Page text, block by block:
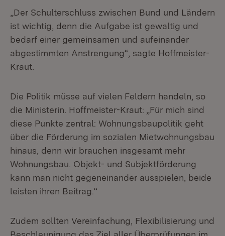
„Der Schulterschluss zwischen Bund und Ländern
ist wichtig, denn die Aufgabe ist gewaltig und
bedarf einer gemeinsamen und aufeinander
abgestimmten Anstrengung“, sagte Hoffmeister-
Kraut.
Die Politik müsse auf vielen Feldern handeln, so
die Ministerin. Hoffmeister-Kraut: „Für mich sind
diese Punkte zentral: Wohnungsbaupolitik geht
über die Förderung im sozialen Mietwohnungsbau
hinaus, denn wir brauchen insgesamt mehr
Wohnungsbau. Objekt- und Subjektförderung
kann man nicht gegeneinander ausspielen, beide
leisten ihren Beitrag.“
Zudem sollten Vereinfachung, Flexibilisierung und